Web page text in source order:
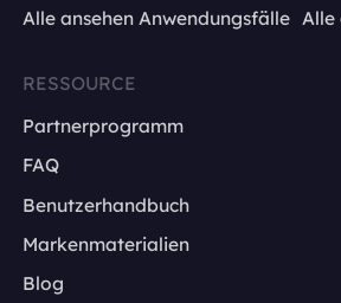
Alle ansehen Anwendungsfälle Alle
RESSOURCE
Partnerprogramm
FAQ
Benutzerhandbuch
Markenmaterialien
Blog